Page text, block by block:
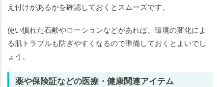
え付けがあるかを確認しておくとスムーズです。
使い慣れた石鹸やローションなどがあれば、環境の変化によ
る肌トラブルも防ぎやすくなるので準備しておくとよいでし
ょう。
薬や保険証などの医療・健康関連アイテム